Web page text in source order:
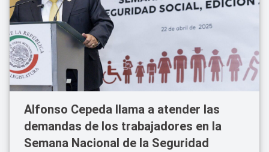
Alfonso Cepeda llama a atender las
demandas de los trabajadores en la
Semana Nacional de la Seguridad